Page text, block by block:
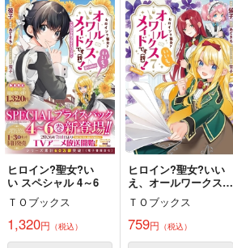
我が家のかいじゅうさ
ん
芳之杜
472円 （税込）
鬼太郎
サンプル
作品詳細
ピザとコーラ
梅が枝の
597円（税込）
ルーク×ジェイミー
サンプル
作品詳細
ヒロイン?聖女?い
い スペシャル 4～6
ＴＯブックス
1,320円 （税込）
ヒロイン?聖女?いい
え、オールワークスメ
イドです
〈誇〉!@COMIC 7
ＴＯブックス
759円 （税込）